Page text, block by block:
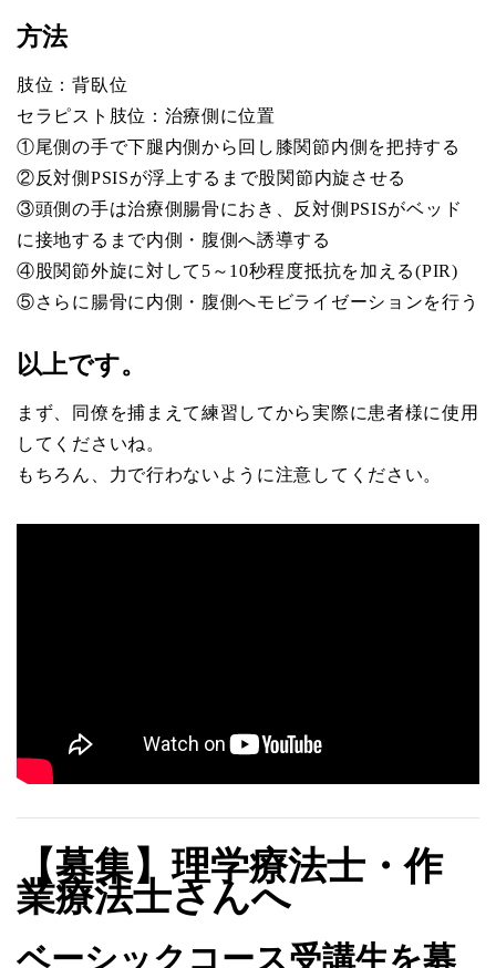
方法
肢位：背臥位
セラピスト肢位：治療側に位置
①尾側の手で下腿内側から回し膝関節内側を把持する
②反対側PSISが浮上するまで股関節内旋させる
③頭側の手は治療側腸骨におき、反対側PSISがベッド
に接地するまで内側・腹側へ誘導する
④股関節外旋に対して5～10秒程度抵抗を加える(PIR)
⑤さらに腸骨に内側・腹側へモビライゼーションを行う
以上です。
まず、同僚を捕まえて練習してから実際に患者様に使用
してくださいね。
もちろん、力で行わないように注意してください。
【募集】理学療法士・作
業療法士さんへ
ベーシックコース受講生を募